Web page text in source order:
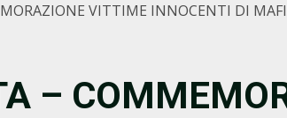
VITTIME INNOCENTI DI
–